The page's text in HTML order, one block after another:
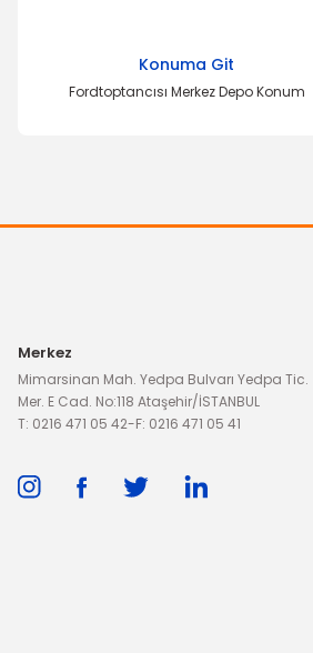
Konuma Git
Fordtoptancısı Merkez Depo Konum
Merkez
Mimarsinan Mah. Yedpa Bulvarı Yedpa Tic.
Mer. E Cad. No:118 Ataşehir/İSTANBUL
T: 0216 471 05 42-F: 0216 471 05 41